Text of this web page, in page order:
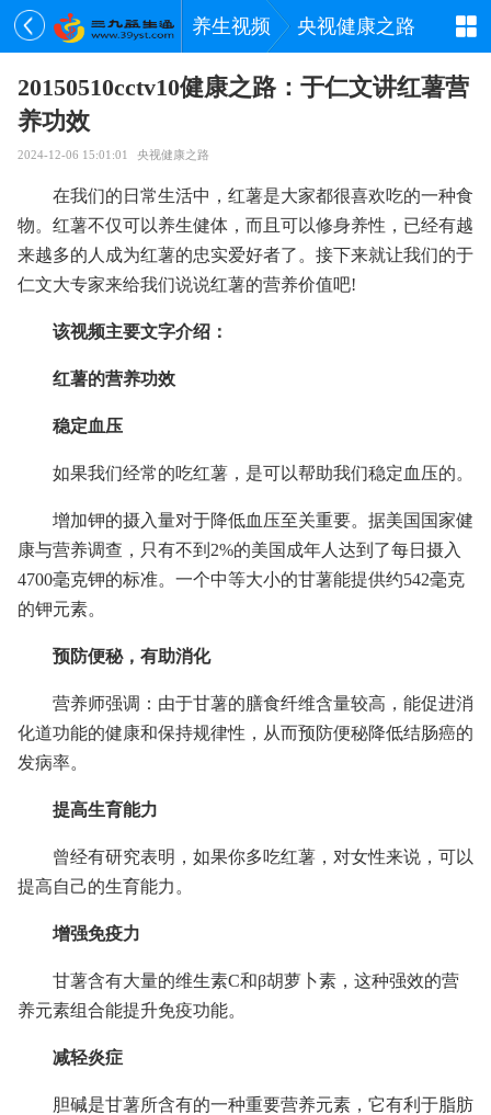
养生视频 央视健康之路
20150510cctv10健康之路：于仁文讲红薯营
养功效
2024-12-06 15:01:01 央视健康之路
在我们的日常生活中，红薯是大家都很喜欢吃的一种食
物。红薯不仅可以养生健体，而且可以修身养性，已经有越
来越多的人成为红薯的忠实爱好者了。接下来就让我们的于
仁文大专家来给我们说说红薯的营养价值吧!
该视频主要文字介绍：
红薯的营养功效
稳定血压
如果我们经常的吃红薯，是可以帮助我们稳定血压的。
增加钾的摄入量对于降低血压至关重要。据美国国家健
康与营养调查，只有不到2%的美国成年人达到了每日摄入
4700毫克钾的标准。一个中等大小的甘薯能提供约542毫克
的钾元素。
预防便秘，有助消化
营养师强调：由于甘薯的膳食纤维含量较高，能促进消
化道功能的健康和保持规律性，从而预防便秘降低结肠癌的
发病率。
提高生育能力
曾经有研究表明，如果你多吃红薯，对女性来说，可以
提高自己的生育能力。
增强免疫力
甘薯含有大量的维生素C和β胡萝卜素，这种强效的营
养元素组合能提升免疫功能。
减轻炎症
胆碱是甘薯所含有的一种重要营养元素，它有利于脂肪